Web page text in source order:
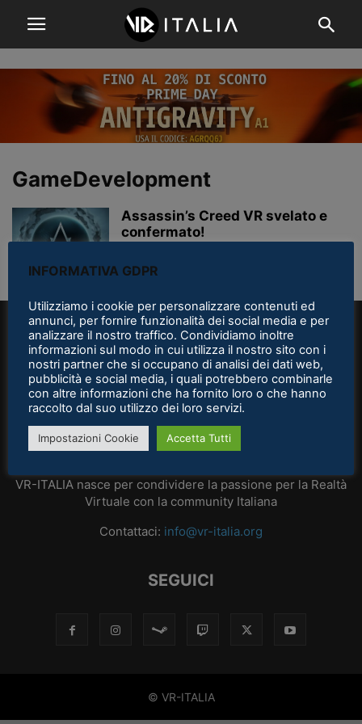
GameDevelopment
Assassin’s Creed VR svelato e
confermato!
CHI SIAMO
VR-ITALIA nasce per condividere la passione per la Realtà
Virtuale con la community Italiana
Contattaci: info@vr-italia.org
SEGUICI
© VR-ITALIA
INFORMATIVA GDPR
Utilizziamo i cookie per personalizzare contenuti ed
annunci, per fornire funzionalità dei social media e per
analizzare il nostro traffico. Condividiamo inoltre
informazioni sul modo in cui utilizza il nostro sito con i
nostri partner che si occupano di analisi dei dati web,
pubblicità e social media, i quali potrebbero combinarle
con altre informazioni che ha fornito loro o che hanno
raccolto dal suo utilizzo dei loro servizi.
Impostazioni Cookie Accetta Tutti